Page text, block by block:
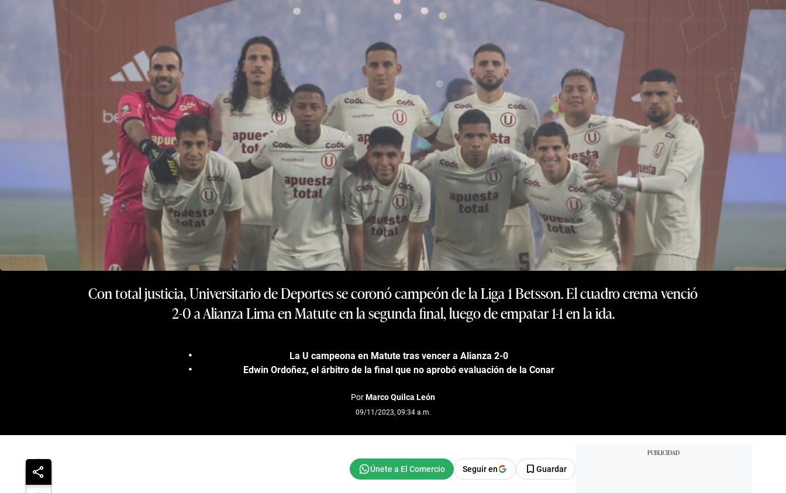
Con total justicia, Universitario de Deportes se coronó campeón de la Liga 1 Betsson. El cuadro crema venció
2-0 a Alianza Lima en Matute en la segunda final, luego de empatar 1-1 en la ida.
La U campeona en Matute tras vencer a Alianza 2-0
Edwin Ordoñez, el árbitro de la final que no aprobó evaluación de la Conar
PorMarco Quilca León
09/11/2023, 09:34 a.m.
Seguir en Guardar